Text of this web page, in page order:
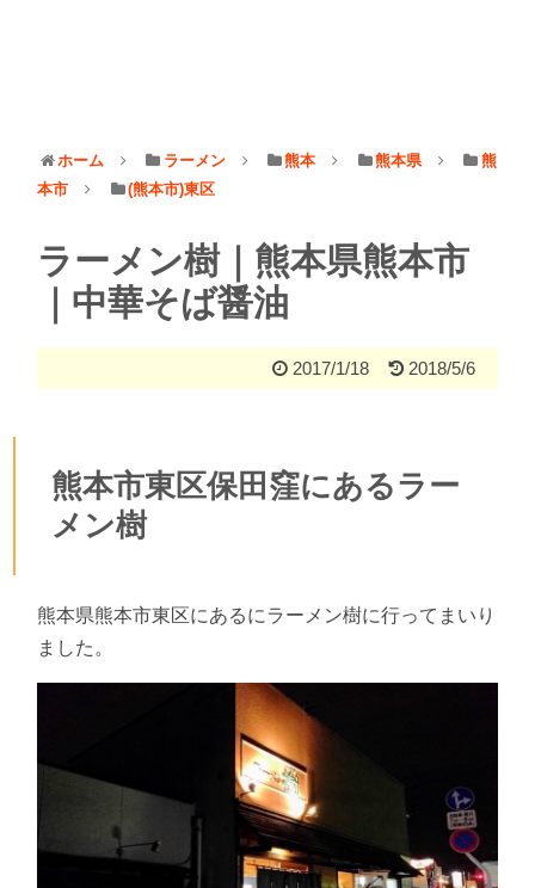
ホーム ラーメン 熊本 熊本県
熊
本市
(熊本市)東区
ラーメン樹｜熊本県熊本市
｜中華そば醤油
2017/1/18 2018/5/6
熊本市東区保田窪にあるラー
メン樹
熊本県熊本市東区にあるにラーメン樹に行ってまいり
ました。